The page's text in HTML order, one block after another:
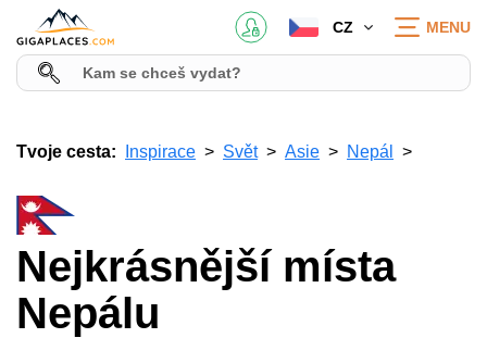
CZ MENU
Tvoje cesta: Inspirace Svět Asie Nepál
Nejkrásnější místa
Nepálu